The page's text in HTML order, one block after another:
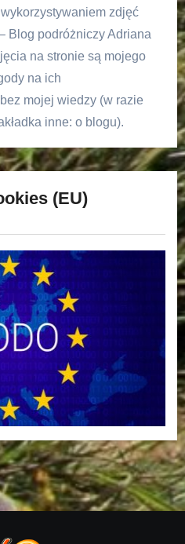
zdjęć
Blog podróżniczy Adriana
na stronie są mojego
na ich
mojej wiedzy (w razie
inne: o blogu).
(EU)